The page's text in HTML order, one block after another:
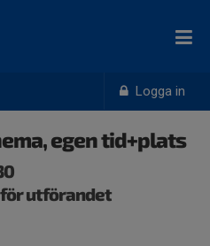
Logga in
egen tid+plats
för utförandet